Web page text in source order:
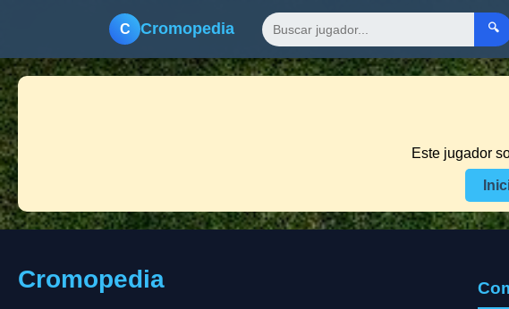
C Cromopedia 🔍
Este jugador
Cromopedia